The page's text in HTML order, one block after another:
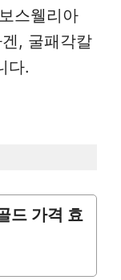
스웰리아
, 굴패각칼
다.
드 가격 효